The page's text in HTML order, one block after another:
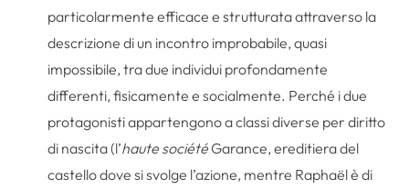
particolarmente efficace e strutturata attraverso la
descrizione di un incontro improbabile, quasi
impossibile, tra due individui profondamente
differenti, fisicamente e socialmente. Perché i due
protagonisti appartengono a classi diverse per diritto
di nascita (l’haute société Garance, ereditiera del
castello dove si svolge l’azione, mentre Raphaël è di